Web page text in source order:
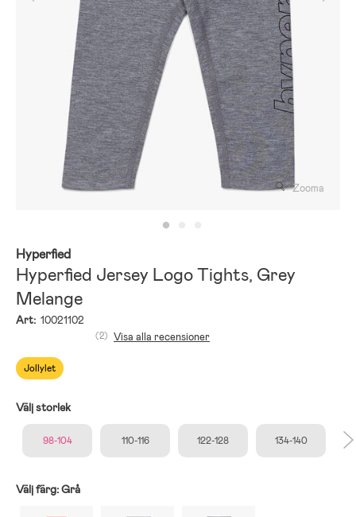
Zooma
Hyperfied
Hyperfied Jersey Logo Tights, Grey
Melange
Art: 10021102
Jollylet
(2) Visa alla recensioner
Välj storlek
98-104 110-116 122-128 134-140
Välj färg:Grå